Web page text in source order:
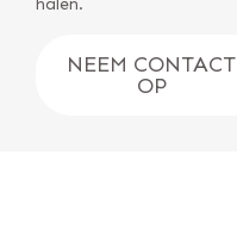
halen.
NEEM CONTACT
OP